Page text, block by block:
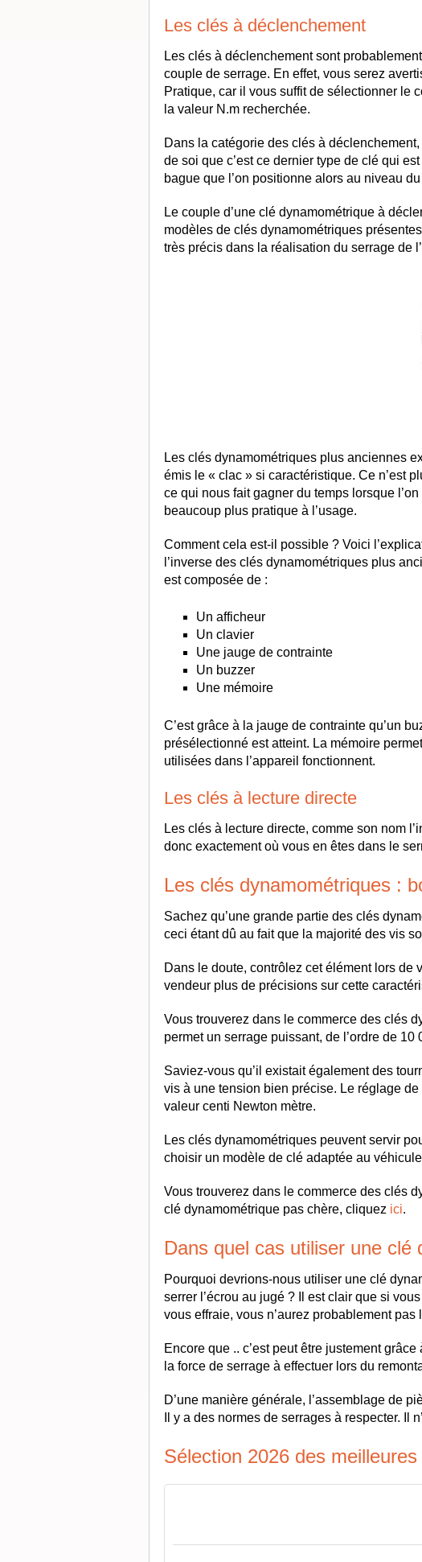
Les clés à déclenchement
Les clés à déclenchement sont
couple de serrage. En effet, vous serez
Pratique, car il vous suffit de sélectionner le
la valeur N.m recherchée.
Dans la catégorie des clés à
de soi que c’est ce dernier type de clé qui
bague que l’on positionne alors au niveau
Le couple d’une clé dynamométrique à
modèles de clés dynamométriques
très précis dans la réalisation du serrage de
Les clés dynamométriques plus anciennes
émis le « clac » si caractéristique. Ce n’est
ce qui nous fait gagner du temps lorsque
beaucoup plus pratique à l’usage.
Comment cela est-il possible ? Voici
l’inverse des clés dynamométriques plus
est composée de :
Un afficheur
Un clavier
Une jauge de contrainte
Un buzzer
Une mémoire
C’est grâce à la jauge de contrainte qu’un
présélectionné est atteint. La mémoire
utilisées dans l’appareil fonctionnent.
Les clés à lecture directe
Les clés à lecture directe, comme son nom
donc exactement où vous en êtes dans le
Les clés dynamométriques :
Sachez qu’une grande partie des clés
ceci étant dû au fait que la majorité des vis
Dans le doute, contrôlez cet élément lors de
vendeur plus de précisions sur cette
Vous trouverez dans le commerce des clés
permet un serrage puissant, de l’ordre de 10
Saviez-vous qu’il existait également des
vis à une tension bien précise. Le réglage
valeur centi Newton mètre.
Les clés dynamométriques peuvent servir
choisir un modèle de clé adaptée au
Vous trouverez dans le commerce des clés
clé dynamométrique pas chère, cliquez ici.
Dans quel cas utiliser une clé
Pourquoi devrions-nous utiliser une clé
serrer l’écrou au jugé ? Il est clair que si
vous effraie, vous n’aurez probablement pas
Encore que .. c’est peut être justement
la force de serrage à effectuer lors du
D’une manière générale, l’assemblage de
Il y a des normes de serrages à respecter. Il
Sélection 2026 des